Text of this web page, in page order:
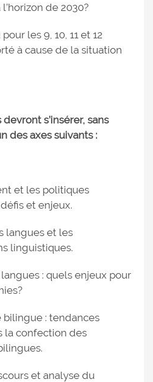
de 2030?
les 9, 10, 11 et 12
à cause de la situation
s’insérer, sans
des axes suivants :
et les politiques
et enjeux.
langues et les
linguistiques.
: quels enjeux pour
bilingue : tendances
la confection des
et analyse du